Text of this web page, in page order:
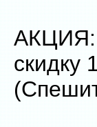
АКЦИЯ:
скидку